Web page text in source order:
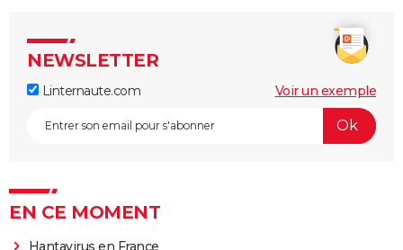
NEWSLETTER
Linternaute.com Voir un exemple
EN CE MOMENT
Hantavirus en France